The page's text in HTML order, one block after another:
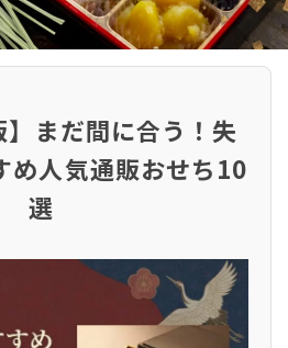
まだ間に合う！失
め人気通販おせち10
選